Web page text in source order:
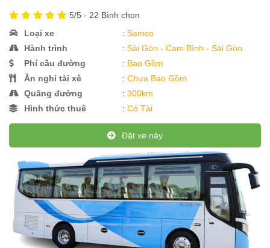
5/5 - 22 Bình chọn
Loại xe
:Samco
Hành trình
:Sài Gòn - Cam Bình - Sài Gòn
Phí cầu đường
: Bao Gồm
Ăn nghỉ tài xê
:Chưa Bao Gồm
Quãng đường
:300km
Hình thức thuê
:Có Tài
Đặt xe này